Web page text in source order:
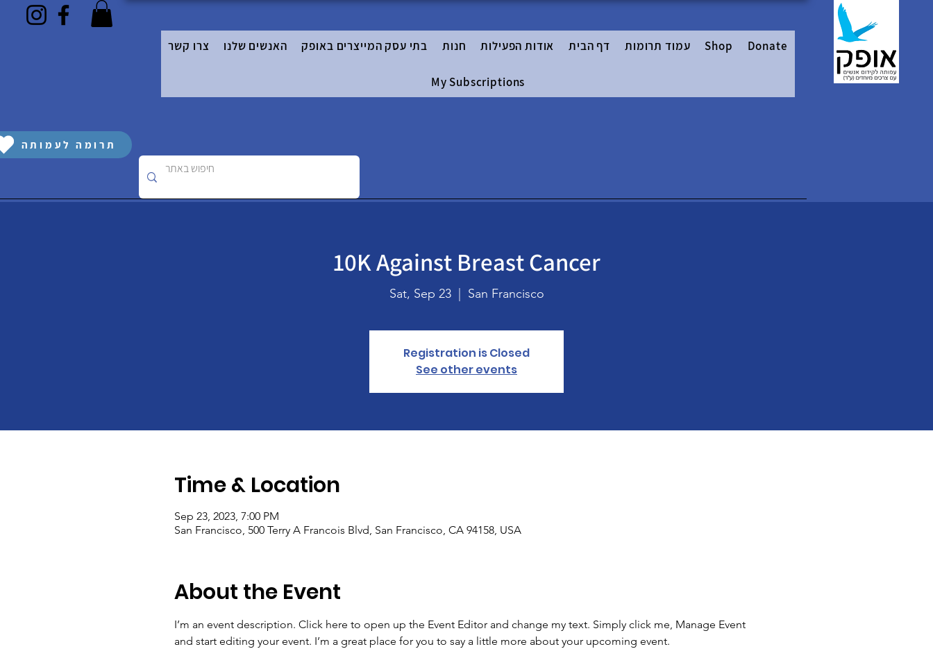
צרו קשר האנשים שלנו בתי עסק המייצרים באופק חנות אודות הפעילות דף הבית עמוד תרומות Shop Donate
My Subscriptions
תרומה לעמותה
10K Against Breast Cancer
Sat, Sep 23
  |
San Francisco
Registration is Closed
See other events
Time & Location
Sep 23, 2023, 7:00 PM
San Francisco, 500 Terry A Francois Blvd, San Francisco, CA 94158, USA
About the Event
I’m an event description. Click here to open up the Event Editor and change my text. Simply click me, Manage Event
and start editing your event. I’m a great place for you to say a little more about your upcoming event.